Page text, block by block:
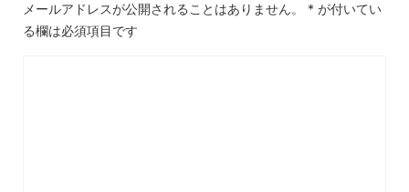
メールアドレスが公開されることはありません。 * が付いてい
る欄は必須項目です